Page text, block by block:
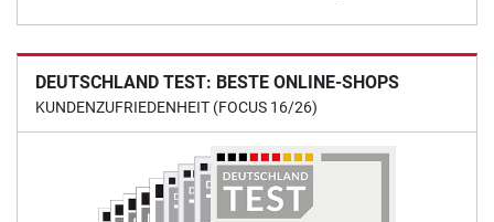
DEUTSCHLAND TEST: BESTE ONLINE-SHOPS
KUNDENZUFRIEDENHEIT (FOCUS 16/26)